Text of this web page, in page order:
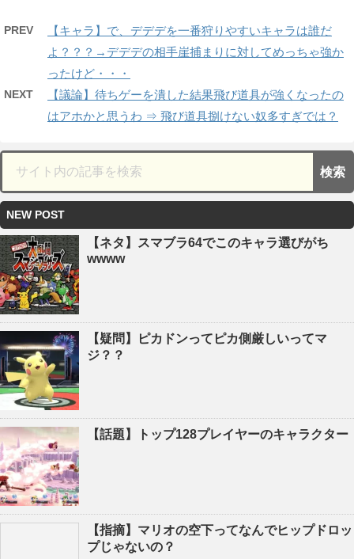
PREV
【キャラ】で、デデデを一番狩りやすいキャラは誰だ
よ？？？→デデデの相手崖捕まりに対してめっちゃ強か
ったけど・・・
NEXT
【議論】待ちゲーを潰した結果飛び道具が強くなったの
はアホかと思うわ ⇒ 飛び道具捌けない奴多すぎでは？
NEW POST
【ネタ】スマブラ64でこのキャラ選びがち
wwww
【疑問】ピカドンってピカ側厳しいってマ
ジ？？
【話題】トップ128プレイヤーのキャラクター
【指摘】マリオの空下ってなんでヒップドロッ
プじゃないの？